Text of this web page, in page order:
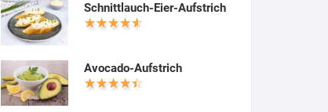
Schnittlauch-Eier-Aufstrich
Avocado-Aufstrich